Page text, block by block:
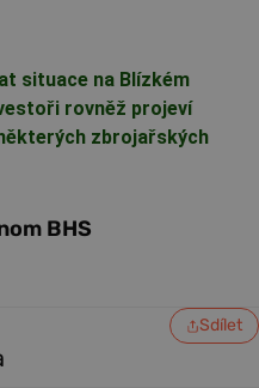
situace na Blízkém
rovněž projeví
zbrojařských
BHS
Sdílet